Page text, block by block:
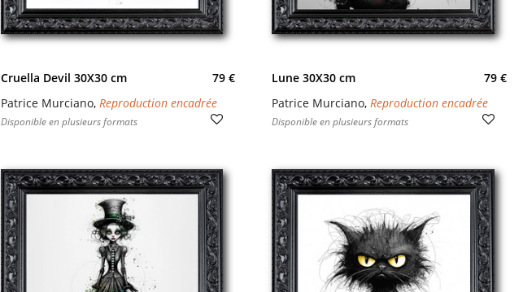
Cruella Devil 30X30 cm
79 €
Patrice Murciano, Reproduction encadrée
Disponible en plusieurs formats
Lune 30X30 cm
79 €
Patrice Murciano,Reproduction encadrée
Disponible en plusieurs formats